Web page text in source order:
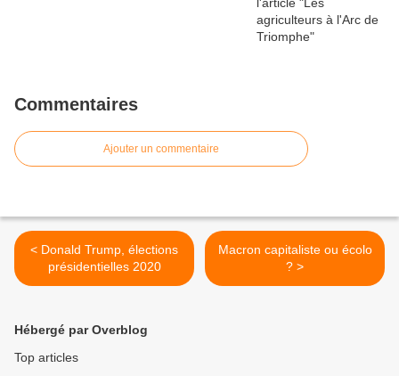
Commentaires
Ajouter un commentaire
< Donald Trump, élections
présidentielles 2020
Macron capitaliste ou écolo
? >
Hébergé par Overblog
Top articles